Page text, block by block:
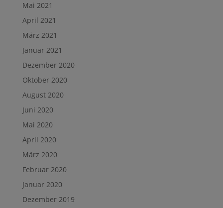
Mai 2021
April 2021
März 2021
Januar 2021
Dezember 2020
Oktober 2020
August 2020
Juni 2020
Mai 2020
April 2020
März 2020
Februar 2020
Januar 2020
Dezember 2019